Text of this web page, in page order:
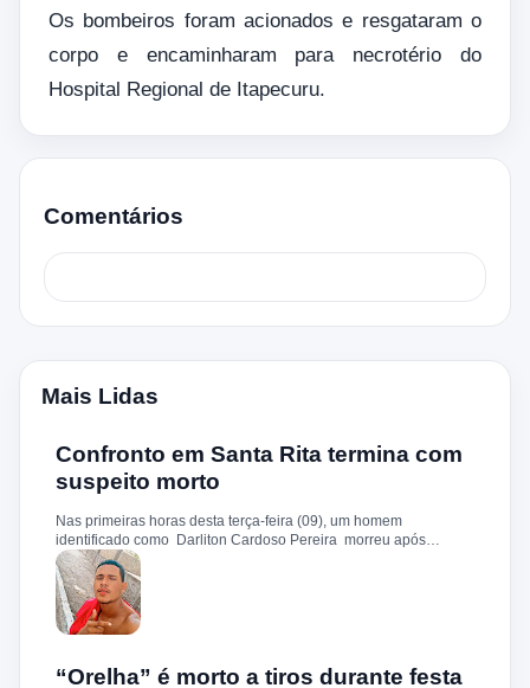
Os bombeiros foram acionados e resgataram o
corpo e encaminharam para necrotério do
Hospital Regional de Itapecuru.
Comentários
Mais Lidas
Confronto em Santa Rita termina com
suspeito morto
Nas primeiras horas desta terça-feira (09), um homem
identificado como Darliton Cardoso Pereira morreu após
confronto com a Polícia Militar no povoado Timbotiba, zona rural
de Santa Rita. De acordo com a PM, os policiais estavam
cumprindo um mandado de prisão contra Darliton, apontado
como um dos suspeitos pela morte brutal de Leandro Sena ,
ocorrida em 25 de fevereiro de 2024. A vítima teria sido
chocou a cidade. Durante a ação, o suspeito teria reagido à
“Orelha” é morto a tiros durante festa